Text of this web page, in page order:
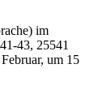
im
43, 25541
um 15